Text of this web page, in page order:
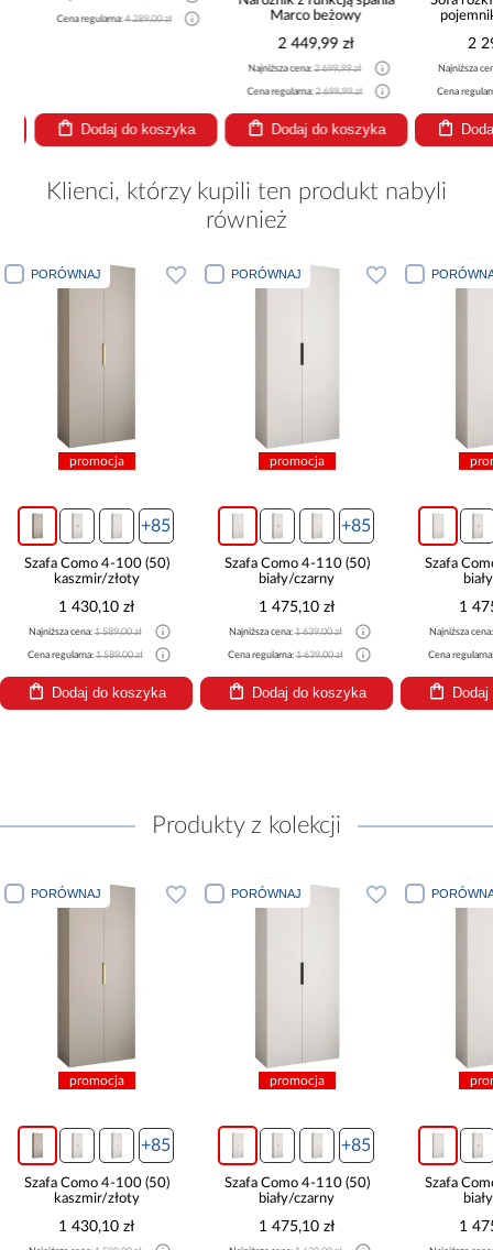
Cena regularna:4 289,00 zł
Dodaj do koszyka
Marco beżowy
2 449,99 zł
Najniższa cena:2 699,99 zł
Cena regularna:2 699,99 zł
Dodaj do koszyka
2
Najniższa
Cena
Klienci, którzy kupili ten produkt nabyli
również
PORÓWNAJ
promocja
+85
Szafa Como 4-100 (50)
kaszmir/złoty
1 430,10 zł
Najniższa cena:1 589,00 zł
Cena regularna:1 589,00 zł
Dodaj do koszyka
PORÓWNAJ
promocja
+85
Szafa Como 4-110 (50)
biały/czarny
1 475,10 zł
Najniższa cena:1 639,00 zł
Cena regularna:1 639,00 zł
Dodaj do koszyka
Szafa
1
Najniższa
Cena
Produkty z kolekcji
PORÓWNAJ
promocja
+85
Szafa Como 4-100 (50)
kaszmir/złoty
1 430,10 zł
PORÓWNAJ
promocja
+85
Szafa Como 4-110 (50)
biały/czarny
1 475,10 zł
Szafa
1